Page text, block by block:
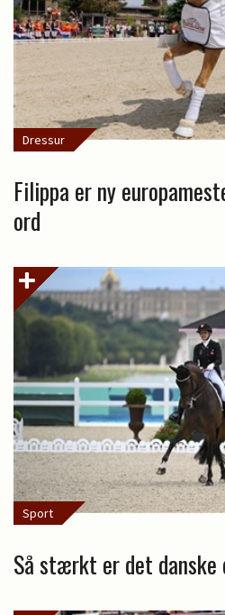
Dressur
Filippa er ny
ord
Sport
Så stærkt er det danske